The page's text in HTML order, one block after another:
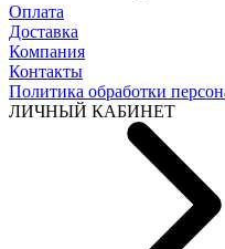
Оплата
Доставка
Компания
Контакты
Политика обработки
ЛИЧНЫЙ КАБИНЕТ